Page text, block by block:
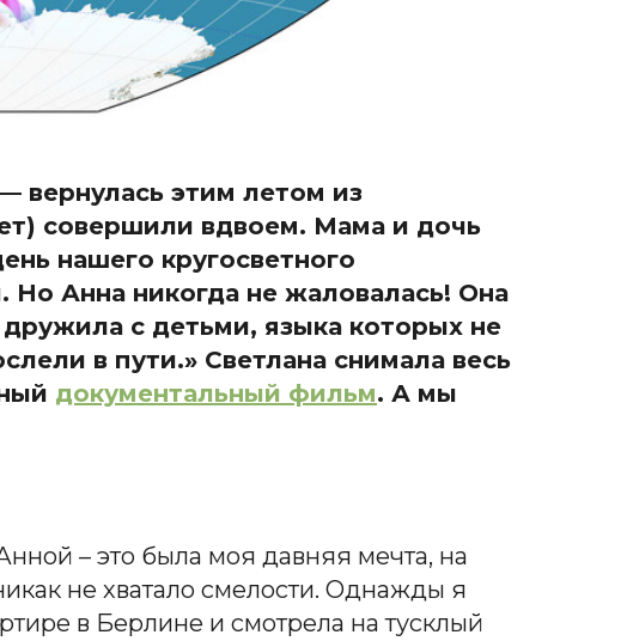
вернулась этим летом из
cовершили вдвоем. Мама и дочь
нашего кругосветного
Анна никогда не жаловалась! Она
с детьми, языка которых не
в пути.» Светлана снимала весь
документальный фильм. А мы
– это была моя давняя мечта, на
не хватало смелости. Однажды я
в Берлине и смотрела на тусклый